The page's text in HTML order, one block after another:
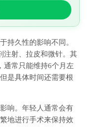
持久性的影响不同。
注射、拉皮和微针。其
通常只能维持6个月左
是具体时间还需要根
响。年轻人通常会有
地进行手术来保持效